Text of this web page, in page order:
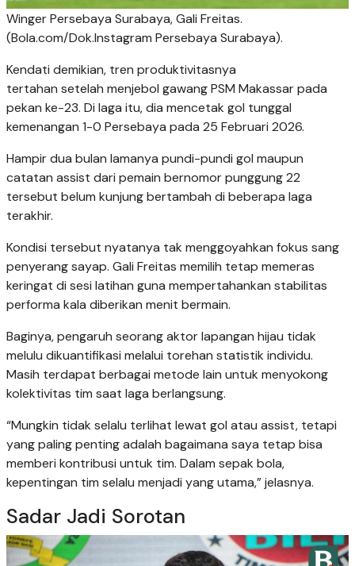
Winger Persebaya Surabaya, Gali Freitas.
(Bola.com/Dok.Instagram Persebaya Surabaya).
Kendati demikian, tren produktivitasnya
tertahan setelah menjebol gawang PSM Makassar pada
pekan ke-23. Di laga itu, dia mencetak gol tunggal
kemenangan 1-0 Persebaya pada 25 Februari 2026.
Hampir dua bulan lamanya pundi-pundi gol maupun
catatan assist dari pemain bernomor punggung 22
tersebut belum kunjung bertambah di beberapa laga
terakhir.
Kondisi tersebut nyatanya tak menggoyahkan fokus sang
penyerang sayap. Gali Freitas memilih tetap memeras
keringat di sesi latihan guna mempertahankan stabilitas
performa kala diberikan menit bermain.
Baginya, pengaruh seorang aktor lapangan hijau tidak
melulu dikuantifikasi melalui torehan statistik individu.
Masih terdapat berbagai metode lain untuk menyokong
kolektivitas tim saat laga berlangsung.
“Mungkin tidak selalu terlihat lewat gol atau assist, tetapi
yang paling penting adalah bagaimana saya tetap bisa
memberi kontribusi untuk tim. Dalam sepak bola,
kepentingan tim selalu menjadi yang utama,” jelasnya.
Sadar Jadi Sorotan